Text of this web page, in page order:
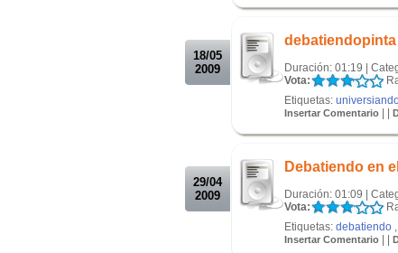
18/05
2009
debatiendopinta
Duración: 01:19 |
Vota:
Etiquetas:
Insertar Comentario | |
29/04
2009
Debatiendo en
Duración: 01:09 |
Vota:
Etiquetas: debatiendo
Insertar Comentario | |